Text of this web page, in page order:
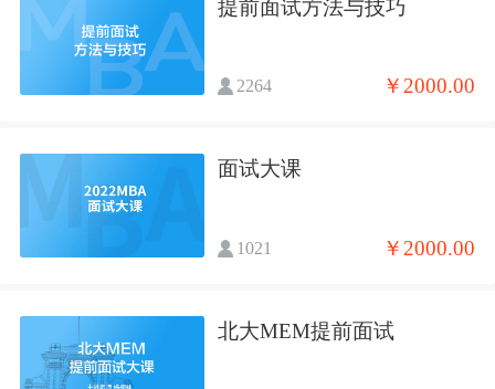
提前面试方法与技巧
2264 ￥2000.00
面试大课
1021 ￥2000.00
北大MEM提前面试